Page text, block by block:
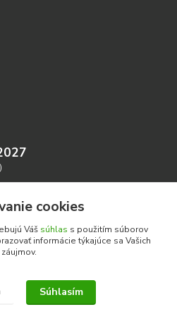
AkvaShop s.r.o. • IBAN:
cookies
Váš súhlas s použitím súborov
informácie týkajúce sa Vašich
záujmov.
Súhlasím